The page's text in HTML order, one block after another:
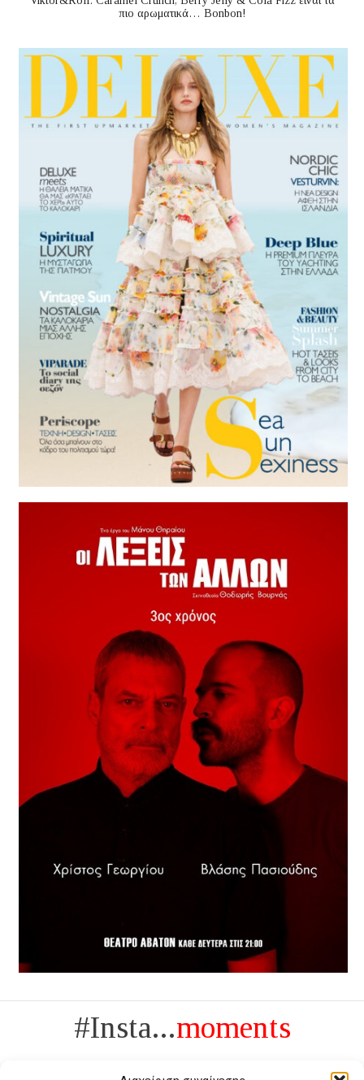
πιο αρωματικά… Bonbon!
#Insta...moments